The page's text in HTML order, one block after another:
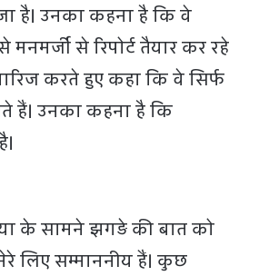
है। उनका कहना है कि वे
से रिपोर्ट तैयार कर रहे
करते हुए कहा कि वे सिर्फ
हैं। उनका कहना है कि
के सामने झगड़े की बात को
लिए सम्माननीय हैं। कुछ